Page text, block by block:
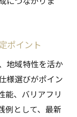
ポイント
地域特性を活か
様選びがポイン
能、バリアフリ
例として、最新